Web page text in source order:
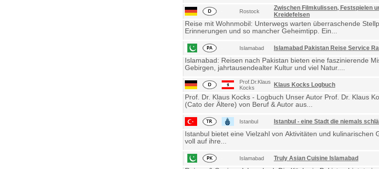
Rostock
Zwischen Filmkulissen, Festspielen
Kreidefelsen
Reise mit Wohnmobil: Unterwegs warten überraschende
Erinnerungen und so mancher Geheimtipp. Ein...
Islamabad Islamabad Pakistan Reise Service
Islamabad: Reisen nach Pakistan bieten eine faszinierende
Gebirgen, jahrtausendealter Kultur und viel Natur....
Prof.Dr.Klaus
Kocks
Klaus Kocks Logbuch
Prof. Dr. Klaus Kocks - Logbuch Unser Autor Prof. Dr. Klaus
(Cato der Ältere) von Beruf & Autor aus...
Istanbul Istanbul - eine Stadt die niemals
Istanbul bietet eine Vielzahl von Aktivitäten und kulinarischen
voll auf ihre...
Islamabad Truly Asian Cuisine Islamabad